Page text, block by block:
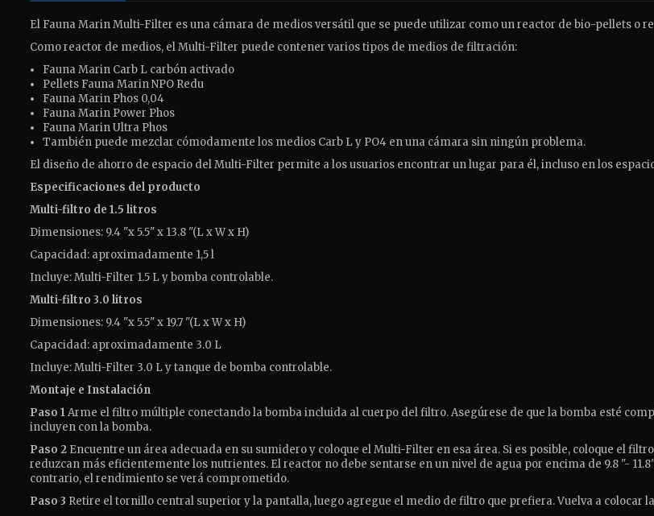
El Fauna Marin Multi-Filter es una cámara de medios versátil que se puede utilizar como un reactor de bio-pellets o
Como reactor de medios, el Multi-Filter puede contener varios tipos de medios de filtración:
Fauna Marin Carb L carbón activado
Pellets Fauna Marin NPO Redu
Fauna Marin Phos 0,04
Fauna Marin Power Phos
Fauna Marin Ultra Phos
También puede mezclar cómodamente los medios Carb L y PO4 en una cámara sin ningún problema.
El diseño de ahorro de espacio del Multi-Filter permite a los usuarios encontrar un lugar para él, incluso en los
Especificaciones del producto
Multi-filtro de 1.5 litros
Dimensiones: 9.4 "x 5.5" x 13.8 "(L x W x H)
Capacidad: aproximadamente 1,5 l
Incluye: Multi-Filter 1.5 L y bomba controlable.
Multi-filtro 3.0 litros
Dimensiones: 9.4 "x 5.5" x 19.7 "(L x W x H)
Capacidad: aproximadamente 3.0 L
Incluye: Multi-Filter 3.0 L y tanque de bomba controlable.
Montaje e Instalación
Paso 1Arme el filtro múltiple conectando la bomba incluida al cuerpo del filtro.Asegúrese de que la bomba esté
incluyen con la bomba.
Paso 2 Encuentre un área adecuada en su sumidero y coloque el Multi-Filter en esa área. Si es posible, coloque el
reduzcan más eficientemente los nutrientes. El reactor no debe sentarse en un nivel de agua por encima de 9.8 "-
contrario, el rendimiento se verá comprometido.
Paso 3 Retire el tornillo central superior y la pantalla, luego agregue el medio de filtro que prefiera.Vuelva a colocar